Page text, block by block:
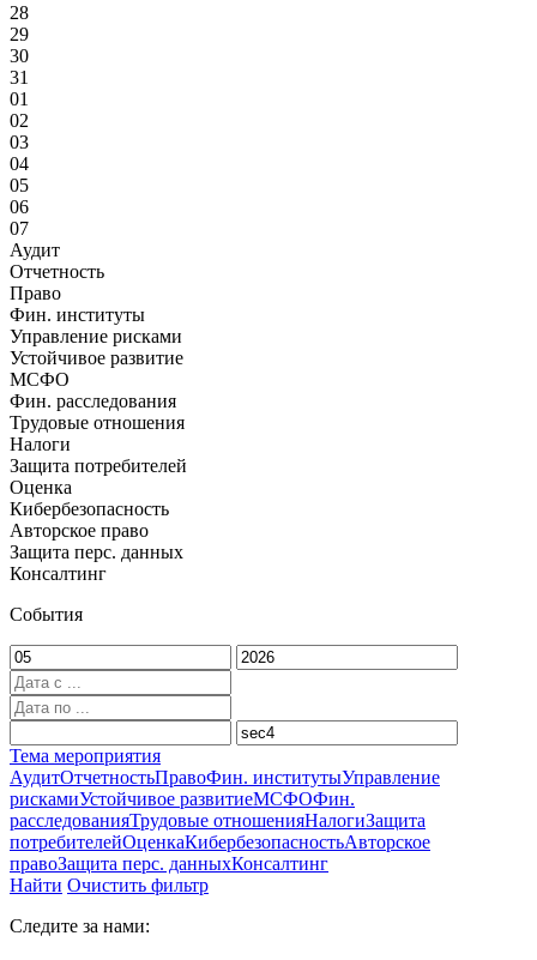
28
29
30
31
01
02
03
04
05
06
07
Аудит
Отчетность
Право
Фин. институты
Управление рисками
Устойчивое развитие
МСФО
Фин. расследования
Трудовые отношения
Налоги
Защита потребителей
Оценка
Кибербезопасность
Авторское право
Защита перс. данных
Консалтинг
События
Тема мероприятия
АудитОтчетностьПравоФин. институтыУправление
рискамиУстойчивое развитиеМСФОФин.
расследованияТрудовые отношенияНалогиЗащита
потребителейОценкаКибербезопасностьАвторское
правоЗащита перс. данныхКонсалтинг
Найти Очистить фильтр
Cледите за нами: